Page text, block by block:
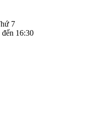
7
đến 16:30